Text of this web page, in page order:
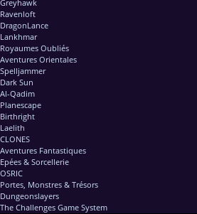
Greyhawk
Ravenloft
DragonLance
Lankhmar
Royaumes Oubliés
Aventures Orientales
Spelljammer
Dark Sun
Al-Qadim
Planescape
Birthright
Laelith
CLONES
Aventures Fantastiques
Epées & Sorcellerie
OSRIC
Portes, Monstres & Trésors
Dungeonslayers
The Challenges Game System